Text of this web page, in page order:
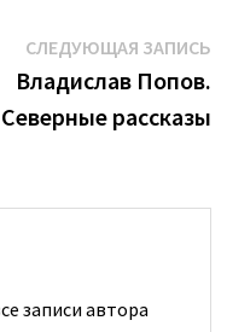
СЛЕДУЮЩАЯ ЗАПИСЬ
Владислав Попов.
Северные рассказы
записи автора